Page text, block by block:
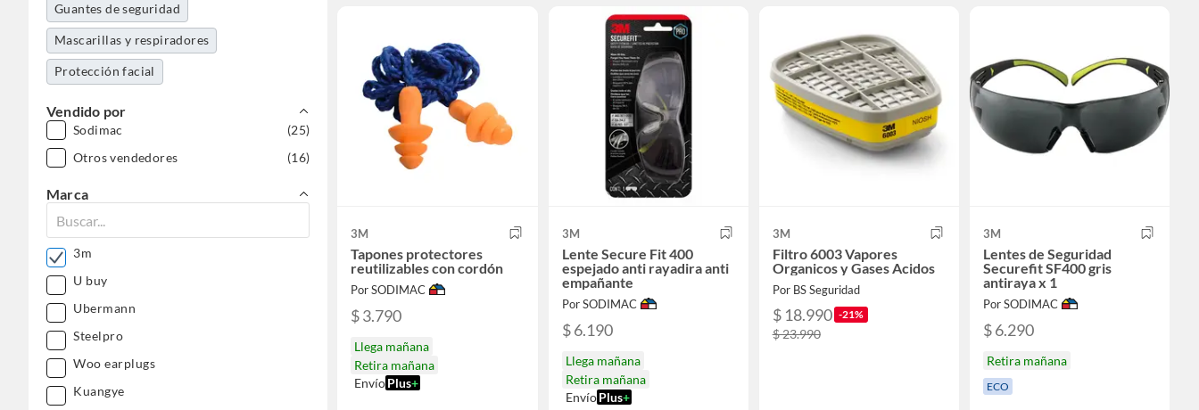
Guantes de seguridad
Mascarillas y respiradores
Protección facial
Vendido por
Sodimac
(25)
Otros vendedores
(16)
Marca
3m
U buy
Ubermann
Steelpro
Woo earplugs
Kuangye
3M
Tapones protectores
reutilizables con cordón
Por SODIMAC
$ 3.790
Llega mañana
Retira mañana
EnvíoPlus+
3M
Lente Secure Fit 400
espejado anti rayadira anti
empañante
Por SODIMAC
$ 6.190
Llega mañana
Retira mañana
Envío Plus+
3M
Filtro 6003 Vapores
Organicos y Gases Acidos
Por BS Seguridad
$ 18.990 -21%
$ 23.990
3M
Lentes de Seguridad
Securefit SF400 gris
antiraya x 1
Por SODIMAC
$ 6.290
Retira mañana
ECO